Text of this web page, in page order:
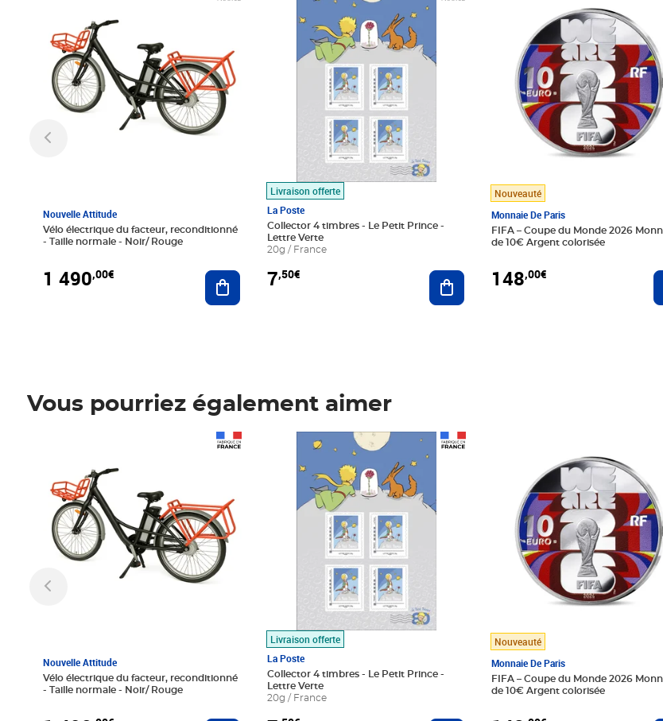
Nouvelle Attitude
Vélo électrique du facteur, reconditionné
- Taille normale - Noir/ Rouge
1 490,00€ Ajouter au panier
Livraison offerte
La Poste
Collector 4 timbres - Le Petit Prince -
Lettre Verte
20g / France
7,50€ Ajouter au panier
Nouveauté
Monnaie De Paris
FIFA – Coupe du Monde 2026
de 10€ Argent colorisée
148,00€
Vous pourriez également aimer
Nouvelle Attitude
Vélo électrique du facteur, reconditionné
- Taille normale - Noir/ Rouge
Livraison offerte
La Poste
Collector 4 timbres - Le Petit Prince -
Lettre Verte
20g / France
Prix 7,50€
Nouveauté
Monnaie De Paris
FIFA – Coupe du Monde 2026
de 10€ Argent colorisée